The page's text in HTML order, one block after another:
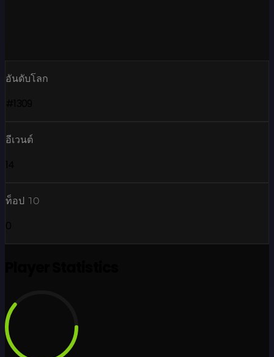
อันดับโลก
อีเวนต์
ท็อป 10